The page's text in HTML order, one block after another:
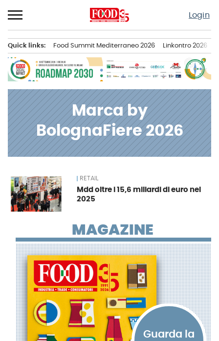
al
contenuto
Login
principale
Quick links: Food Summit Mediterraneo 2026 Linkontro 2026
Marca by
BolognaFiere 2026
News RETAIL
Mdd oltre i 15,6 miliardi di euro nel
2025
MAGAZINE